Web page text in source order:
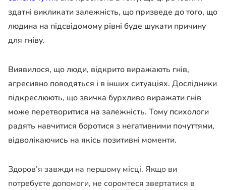
здатні викликати залежність, що призведе до того, що
людина на підсвідомому рівні буде шукати причину
для гніву.
Виявилося, що люди, відкрито виражають гнів,
агресивно поводяться і в інших ситуаціях. Дослідники
підкреслюють, що звичка бурхливо виражати гнів
може перетворитися на залежність. Тому психологи
радять навчитися боротися з негативними почуттями,
відволікаючись на якісь позитивні моменти.
Здоров’я завжди на першому місці. Якщо ви
потребуєте допомоги, не соромтеся звертатися в